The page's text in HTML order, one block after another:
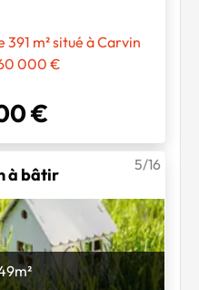
m² situé à Carvin
000 €
€
à bâtir
5/16
m²